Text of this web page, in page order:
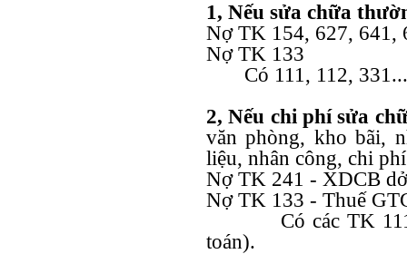
1, Nếu sửa chữa
Nợ TK 154, 627, 641,
Nợ TK 133
Có 111, 112, 331...
2, Nếu chi phí sửa
văn phòng, kho bãi,
liệu, nhân công, chi
Nợ TK 241 - XDCB
Nợ TK 133 - Thuế
Có các TK 111,
toán).